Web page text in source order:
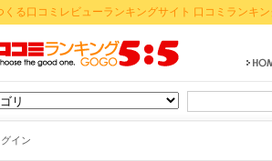
くる口コミレビューランキングサイト 口コミランキン
グイン